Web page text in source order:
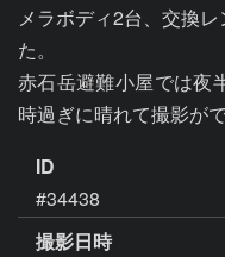
メラボディ2台、交換
た。
赤石岳避難小屋では夜
時過ぎに晴れて撮影が
ID
#34438
撮影日時